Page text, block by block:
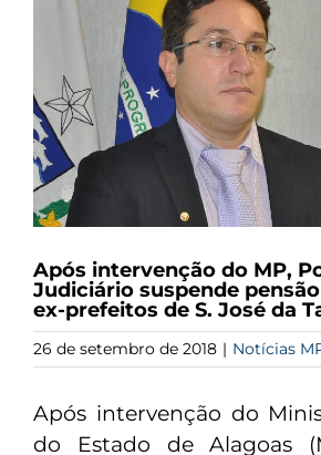
Larger
Após intervenção do MP,
Judiciário suspende
ex-prefeitos de S. José da
26 de setembro de 2018 | Notícias
Após intervenção do
do Estado de Alagoas